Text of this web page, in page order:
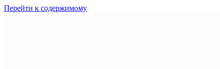
Перейти к содержимому